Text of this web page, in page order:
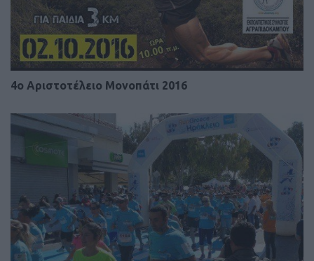
4ο Αριστοτέλειο Μονοπάτι 2016